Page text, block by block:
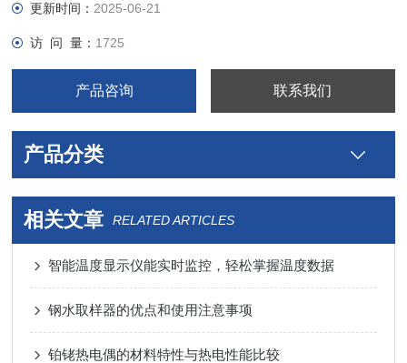
更新时间： 2025-06-21
访 问 量： 1725
产品咨询 联系我们
产品分类
相关文章 RELATED ARTICLES
智能温度显示仪能实时监控，轻松掌握温度数据
钢水取样器的优点和使用注意事项
铂铑热电偶的材料特性与热电性能比较